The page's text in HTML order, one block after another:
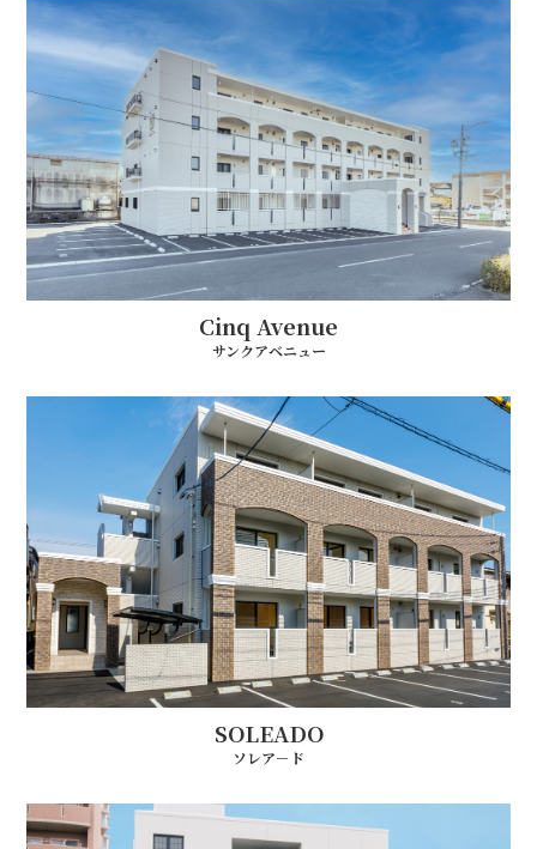
Phoenix aoi
フェニックス 葵
Ensoleill‎é
アンソレイエ
Flechir Court YACHIYOCHO
フレシールコート八千代町
Luminous Kotobuki
Living Base 7
リビング・ベース7
Shine Well Ⅱ
シャインウェルⅡ
Cinq Avenue
サンクアベニュー
SOLEADO
ソレア－ド